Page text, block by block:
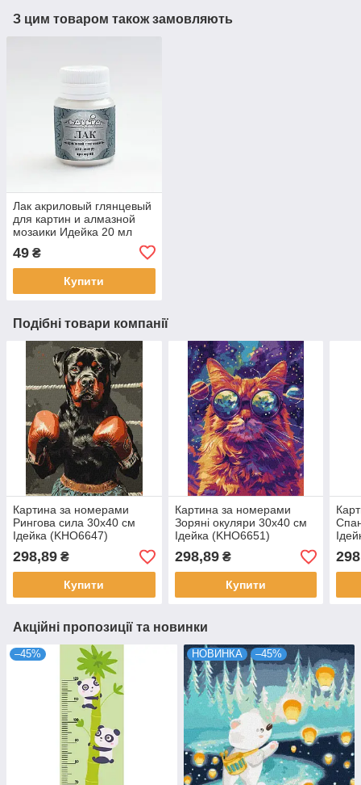
З цим товаром також замовляють
Лак акриловый глянцевый
для картин и алмазной
мозаики Идейка 20 мл
49 ₴
Купити
Подібні товари компанії
Картина за номерами
Рингова сила 30х40 см
Ідейка (KHO6647)
298,89 ₴
Купити
Картина за номерами
Зоряні окуляри 30х40 см
Ідейка (KHO6651)
298,89₴
Купити
Акційні пропозиції та новинки
–45% НОВИНКА –45%